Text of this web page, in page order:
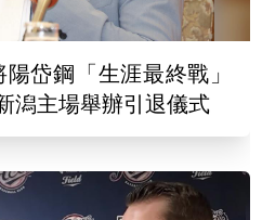
岱鋼「生涯最終戰」
潟主場舉辦引退儀式